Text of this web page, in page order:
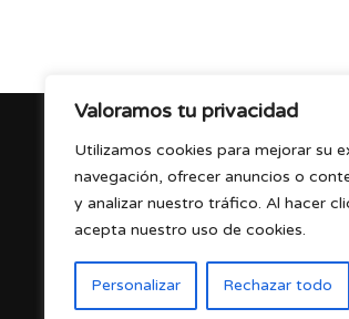
Valoramos tu privacidad
Utilizamos cookies para mejorar su
navegación, ofrecer anuncios o
y analizar nuestro tráfico. Al hacer
acepta nuestro uso de cookies.
Personalizar Rechazar todo
Sobre Nosotros
Contacto
Aviso Legal
Política de cookies
Política de Privacidad